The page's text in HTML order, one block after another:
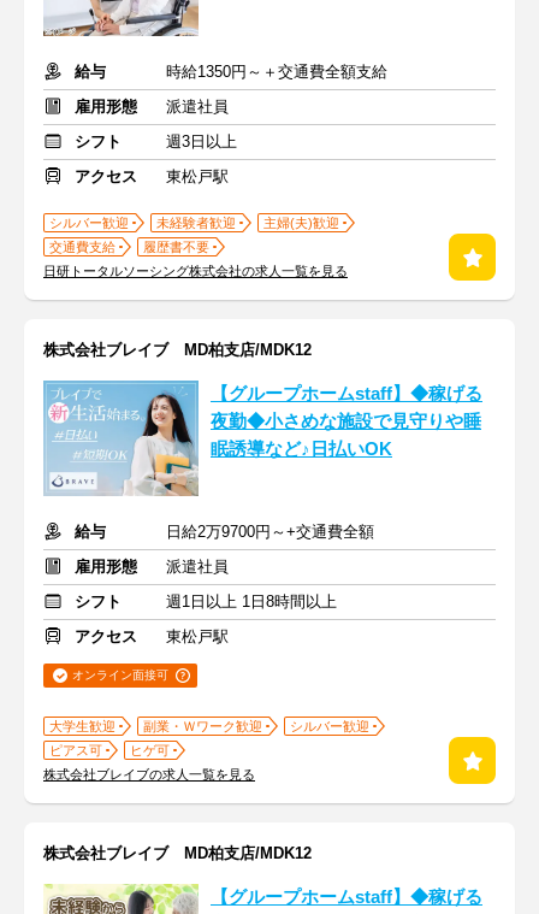
給与
時給1350円～＋交通費全額支給
雇用形態
派遣社員
シフト
週3日以上
アクセス
東松戸駅
シルバー歓迎 未経験者歓迎
主婦(夫)歓迎
交通費支給
履歴書不要
日研トータルソーシング株式会社の求人一覧を見る
株式会社ブレイブ MD柏支店/MDK12
【グループホームstaff】◆稼げる
夜勤◆小さめな施設で見守りや睡
眠誘導など♪日払いOK
給与
日給2万9700円～+交通費全額
雇用形態
派遣社員
シフト
週1日以上 1日8時間以上
アクセス
東松戸駅
オンライン面接可
大学生歓迎 副業・Ｗワーク歓迎
シルバー歓迎
ピアス可
ヒゲ可
株式会社ブレイブの求人一覧を見る
株式会社ブレイブ MD柏支店/MDK12
【グループホームstaff】◆稼げる